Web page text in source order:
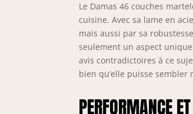
Le Damas 46 couches
cuisine. Avec sa lame en
mais aussi par sa
seulement un aspect
avis contradictoires à ce
bien qu’elle puisse
PERFORMANCE